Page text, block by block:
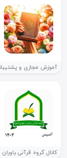
آموزش مجازی و
کانال گروه قرآنی